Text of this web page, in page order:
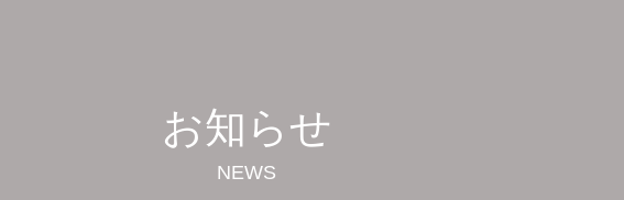
お知らせ
NEWS